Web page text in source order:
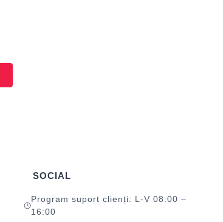
SOCIAL
Program suport clienți: L-V 08:00 –
16:00